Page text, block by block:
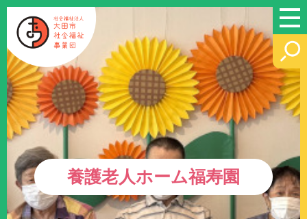
このページの本文へ
養護老人ホーム福寿園